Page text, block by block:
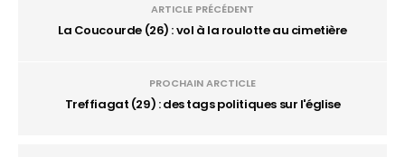
ARTICLE PRÉCÉDENT
La Coucourde (26) : vol à la roulotte au cimetière
PROCHAIN ARCTICLE
Treffiagat (29) : des tags politiques sur l'église